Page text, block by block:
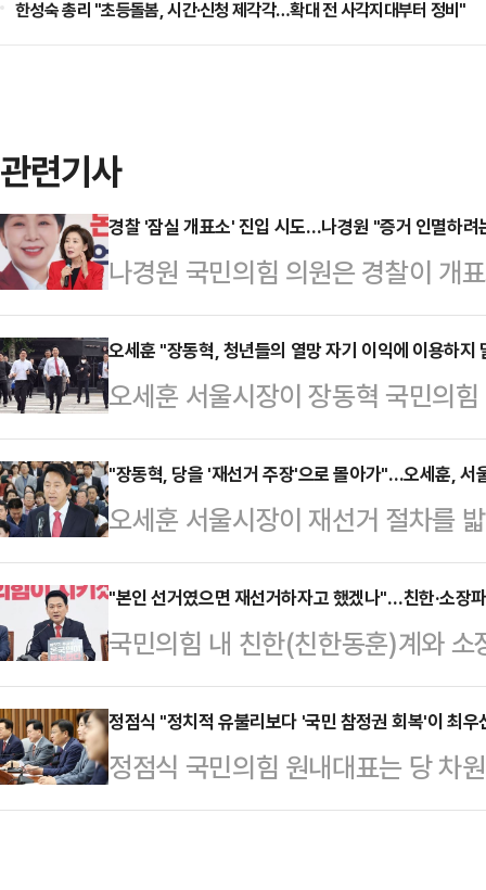
한성숙 총리 "초등돌봄, 시간·신청 제각각…확대 전 사각지대부터 정비"
관련기사
경찰 '잠실 개표소' 진입 시도…나경원 "증거 인멸하려
나경원 국민의힘 의원은 경찰이 개
시도하다 시위대와 대치하는 것을
파업 앞에선 한없이 관대하던 자들
법치의 칼날을 들이대는가"라고 비
"이재명 대통령은 '시위대 행패'라
서울경찰청장은 한술 더 떠 징역
박한다. 패가망신시켜야 할 망언이
울경찰청장이 '한국…
오세훈 "장동혁, 청년들의 열망 자기 이익에 이용하지
오세훈 서울시장이 장동혁 국민의
자신의 정치적 입지를 지키려 한다
'당 지도부는 자리보전용 구호를 멈
합니다'라는 제목의 글을 올려 이같
들이 국민의힘에 보내주신 민심은
로 다시 태어나, 정부·여당의 독주
다"며 "최근의 정당 지지율 상승 역
민들의 마지막 기대감"이…
"장동혁, 당을 '재선거 주장'으로 몰아가"…오세훈, 서
오세훈 서울시장이 재선거 절차를
역 선거소청을 겨냥해 "자리보전용
귀 기울여야 한다"고 경고했다.오
거에서 국민이 국민의힘에 보낸 민
시 태어나 정부·여당의 독주를 제
이어 "최근의 정당 지지율 상승 역
민의 마지막 기대감"이라면서 "지
고 있나"라고 지적했다…
"본인 선거였으면 재선거하자고 했겠나"…친한·소장
국민의힘 내 친한(친한동훈)계와
밟기 위한 당 지도부의 전국 6개 지
친한계 박정훈 국민의힘 의원은 16
거가 끝난 지 14일 만에 해야 하기
원들 의견은 들어야 했다"며 "의원
정점식 "정치적 유불리보다 '국민 참정권 회복'이 최우
정점식 국민의힘 원내대표는 당 차
의 선거에 대해 소청을 제기하는 것